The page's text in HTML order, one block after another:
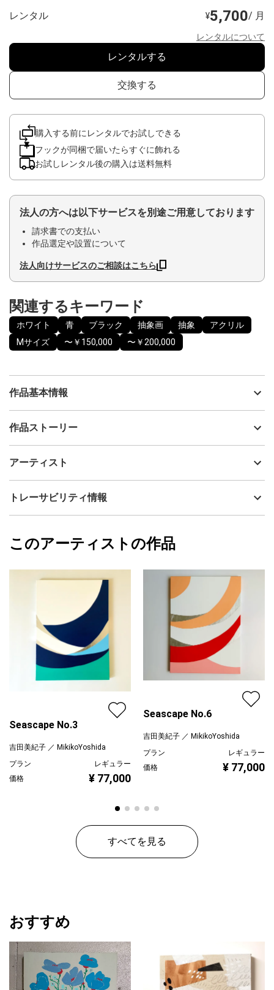
レンタル ¥5,700/ 月
レンタルについて
レンタルする
交換する
購入する前にレンタルでお試しできる
フックが同梱で届いたらすぐに飾れる
お試しレンタル後の購入は送料無料
法人の方へは以下サービスを別途ご用意しております
請求書での支払い
作品選定や設置について
法人向けサービスのご相談はこちら
関連するキーワード
ホワイト 青 ブラック 抽象画 抽象
アクリル
Mサイズ
〜￥150,000 〜￥200,000
作品基本情報
出品者
制作年
技法
アクリル
カラー
ホワイト
ブラック
抽象画
二週間以内
作品ストーリー
夜の海には、昼間とは異なる静けさがあります。
あり、目には見えない奥行きや気配が広がっています。
中に差し込む光と余白を表しています。アルミ箔の繊細な輝き
は、見る位置や周囲の光によって表情を変え、水面に揺れる月明
かりや、遠く瞬く星のような印象を生み出します。
色の断片が浮遊するように重なる構成には、一定ではない海のリ
ズム、消えては現れる光の余韻、そして時間の境界がほどけてい
くような感覚を込めました。
白を基調とした画面の中で、深い青と黒、銀の光が静かに響き合
い、明るい空間にも凛とした奥行きをもたらします。主張しすぎ
ることなく、見るたびに異なる光や表情を感じられる作品です。
「夜の海／光の向こうの時間」は、青、黒、白、銀の色彩と光の
層を通して、夜の海から宇宙へと意識が静かに開かれていく感覚
を表現したシリーズです。
アーティスト
吉田美紀子 ／ MikikoYoshida
フォローする
トレーサビリティ情報
吉田美紀子 ／ MikikoYoshida
このアーティストの作品
Seascape No.3
吉田美紀子 ／ MikikoYoshida
プラン
レギュラー
価格
¥ 77,000
Seascape No.6
吉田美紀子 ／ MikikoYoshida
プラン
レギュラー
価格
¥ 77,000
すべてを見る
おすすめ